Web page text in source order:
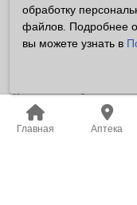
Главная Аптека
Информация,
справочный
посетителями сайта
Владелец сайта
копирование и
настоящем сайте
обработку
файлов. Подробнее
вы можете узнать в